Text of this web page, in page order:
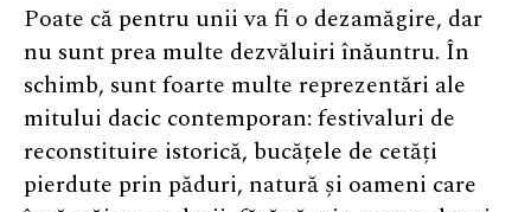
Poate că pentru unii va fi o dezamăgire, dar
nu sunt prea multe dezvăluiri înăuntru. În
schimb, sunt foarte multe reprezentări ale
mitului dacic contemporan: festivaluri de
reconstituire istorică, bucățele de cetăți
pierdute prin păduri, natură și oameni care